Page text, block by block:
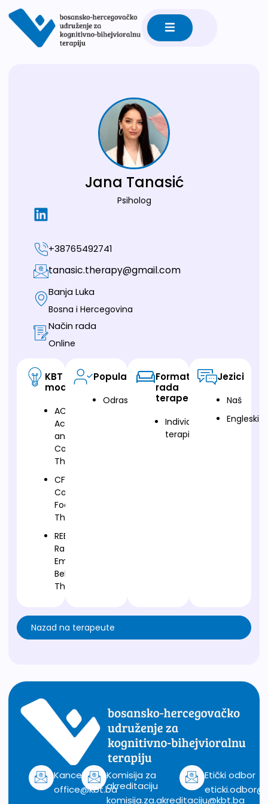
Jana Tanasić
Psiholog
+38765492741
tanasic.therapy@gmail.com
Banja Luka
Bosna i Hercegovina
Način rada
Online
KBT
modalitet
ACT-
Acceptance
and
Commitment
Therapy
CFT-
Compassion
Focused
Therapy
REBT-
Rational
Emotive
Behavior
Therapy
Populacija
Odrasli
Format
rada
terapeuta
Individualna
terapija
Jezici
Naš
Engleski
Nazad na terapeute
Kancelarija
office@kbt.ba
Komisija za
akreditaciju
komisija.za.akreditaciju@kbt.ba
Etički odbor